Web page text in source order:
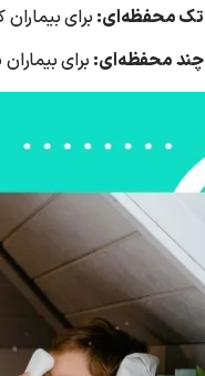
تک محفظه‌ای: برای
چند محفظه‌ای: برای